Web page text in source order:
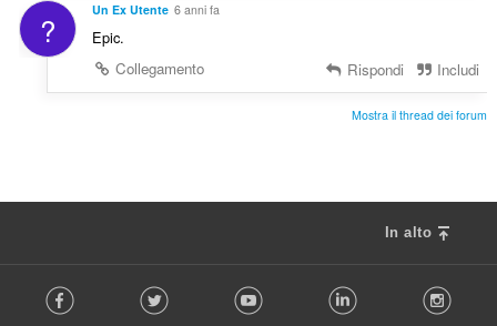
? Un Ex Utente 6 anni fa
Epic.
Collegamento
Rispondi Includi
Mostra il thread dei forum
In alto
o Facebook Twitter Youtube LinkedIn